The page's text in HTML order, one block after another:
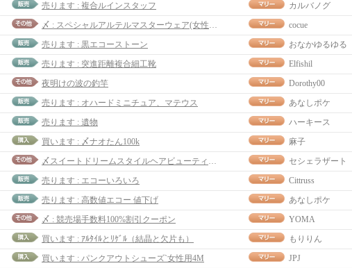
売ります : 複合ルインスタッフ カルバノグ
〆 : スペシャルアルテルマスターウェア(女性用)
cocue
売ります : 黒エコーストーン
おなかゆるゆる
売ります : 突進距離複合細工靴
Elfishil
夜明けの波の釣竿
Dorothy00
売ります : オハードミニチュア、マテウス
あなしポケ
売ります : 遺物
ハーキース
買います : 〆ナオたん100k
麻子
〆スイートドリームスタイルヘアビューティークーポン
セシェラザート
売ります : エコーいろいろ
Cittruss
売ります : 高数値エコー 値下げ
あなしポケ
〆 : 競売場手数料100%割引クーポン
YOMA
買います : ｱﾙﾀｲﾙとﾘｹﾞﾙ（結晶と欠片も）
もりりん
買います : パンクアウトシューズ`女性用4M
JPJ